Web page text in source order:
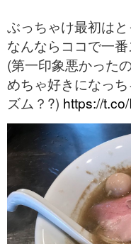
ぶっちゃけ最初は
なんならココで一番
(第一印象悪かった
めちゃ好きになっ
ズム？?) https://